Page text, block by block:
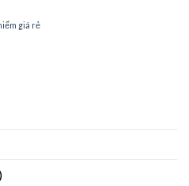
giá rẻ